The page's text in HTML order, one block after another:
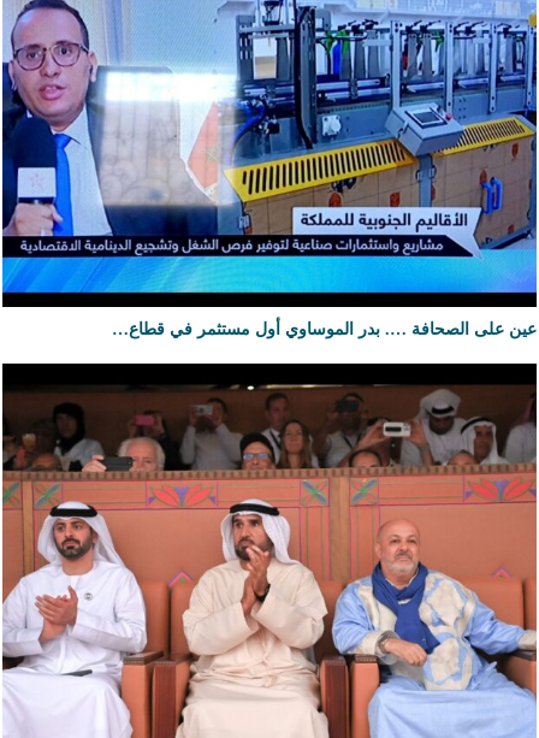
عين على الصحافة …. بدر الموساوي أول مستثمر في قطاع…